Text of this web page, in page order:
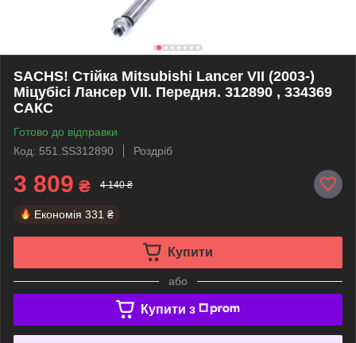
SACHS! Стійка Mitsubishi Lancer VII (2003-)
Міцубісі Лансер VII. Передня. 312890 , 334369
САКС
Готово до відправки
Код: 551.SS312890
Роздріб
3 809 ₴ 4 140 ₴
Економія 331 ₴
Купити
або
Купити з